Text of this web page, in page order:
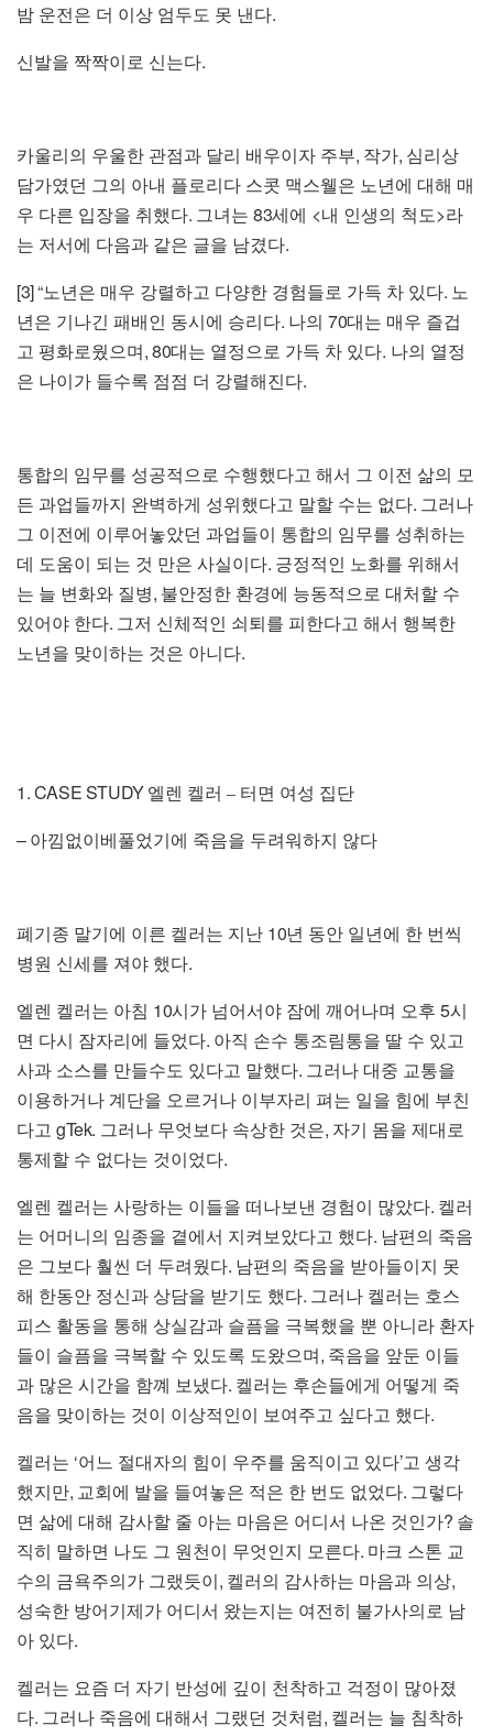
밤 운전은 더 이상 엄두도 못 낸다.
신발을 짝짝이로 신는다.
카울리의 우울한 관점과 달리 배우이자 주부, 작가, 심리상
담가였던 그의 아내 플로리다 스콧 맥스웰은 노년에 대해 매
우 다른 입장을 취했다. 그녀는83세에 <내 인생의 척도>라
는 저서에 다음과 같은 글을 남겼다.
[3] “노년은 매우 강렬하고 다양한 경험들로 가득 차 있다. 노
년은 기나긴 패배인 동시에 승리다. 나의70대는 매우 즐겁
고 평화로웠으며 , 80대는 열정으로 가득 차 있다. 나의 열정
은 나이가 들수록 점점 더 강렬해진다.
통합의 임무를 성공적으로 수행했다고 해서 그 이전 삶의 모
든 과업들까지 완벽하게 성위했다고 말할 수는 없다. 그러나
그 이전에 이루어놓았던 과업들이 통합의 임무를 성취하는
데 도움이 되는 것 만은 사실이다. 긍정적인 노화를 위해서
는 늘 변화와 질병, 불안정한 환경에 능동적으로 대처할 수
있어야 한다. 그저 신체적인 쇠퇴를 피한다고 해서 행복한
노년을 맞이하는 것은 아니다.
1. CASE STUDY 엘렌 켈러– 터면 여성 집단
– 아낌없이베풀었기에 죽음을 두려워하지 않다
폐기종 말기에 이른 켈러는 지난 10년 동안 일년에 한 번씩
병원 신세를 져야 했다.
엘렌 켈러는 아침 10시가 넘어서야 잠에 깨어나며 오후5시
면 다시 잠자리에 들었다. 아직 손수 통조림통을 딸 수 있고
사과 소스를 만들수도 있다고 말했다. 그러나 대중 교통을
이용하거나 계단을 오르거나 이부자리 펴는 일을 힘에 부친
다고 gTek. 그러나 무엇보다 속상한 것은, 자기 몸을 제대로
통제할 수 없다는 것이었다.
엘렌 켈러는 사랑하는 이들을 떠나보낸 경험이 많았다. 켈러
는 어머니의 임종을 곁에서 지켜보았다고 했다. 남편의 죽음
은 그보다 훨씬 더 두려웠다. 남편의 죽음을 받아들이지 못
해 한동안 정신과 상담을 받기도 했다. 그러나 켈러는 호스
피스 활동을 통해 상실감과 슬픔을 극복했을 뿐 아니라 환자
들이 슬픔을 극복할 수 있도록 도왔으며 , 죽음을 앞둔 이들
과 많은 시간을 함꼐 보냈다. 켈러는 후손들에게 어떻게 죽
음을 맞이하는 것이 이상적인이 보여주고 싶다고 했다.
켈러는 ‘어느 절대자의 힘이 우주를 움직이고 있다’고 생각
했지만, 교회에 발을 들여놓은 적은 한 번도 없었다. 그렇다
면 삶에 대해 감사할 줄 아는 마음은 어디서 나온 것인가? 솔
직히 말하면 나도 그 원천이 무엇인지 모른다. 마크 스톤 교
수의 금욕주의가 그랬듯이 , 켈러의 감사하는 마음과 의상,
성숙한 방어기제가 어디서 왔는지는 여전히 불가사의로 남
아 있다.
켈러는 요즘 더 자기 반성에 깊이 천착하고 걱정이 많아졌
다. 그러나 죽음에 대해서 그랬던 것처럼, 켈러는 늘 침착하